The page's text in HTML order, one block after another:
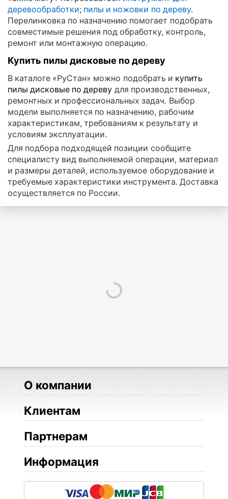
деревообработки; пилы и ножовки по дереву.
Перелинковка по назначению помогает подобрать
совместимые решения под обработку, контроль,
ремонт или монтажную операцию.
Купить пилы дисковые по дереву
В каталоге «РуСтан» можно подобрать и купить
пилы дисковые по дереву для производственных,
ремонтных и профессиональных задач. Выбор
модели выполняется по назначению, рабочим
характеристикам, требованиям к результату и
условиям эксплуатации.
Для подбора подходящей позиции сообщите
специалисту вид выполняемой операции, материал
и размеры деталей, используемое оборудование и
требуемые характеристики инструмента. Доставка
осуществляется по России.
О компании
Клиентам
Партнерам
Информация